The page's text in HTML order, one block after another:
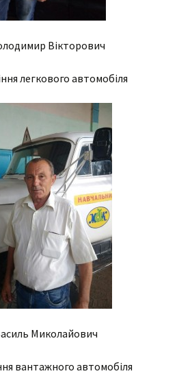
Вікторович
легкового автомобіля
Миколайович
вантажного автомобіля